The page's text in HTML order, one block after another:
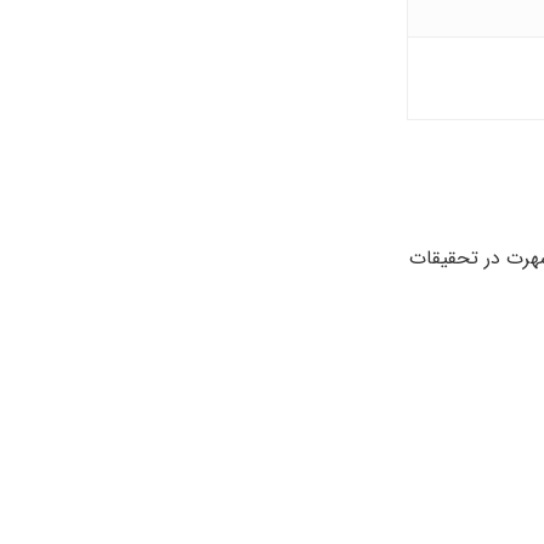
می کند. شهرت در تحقیقات